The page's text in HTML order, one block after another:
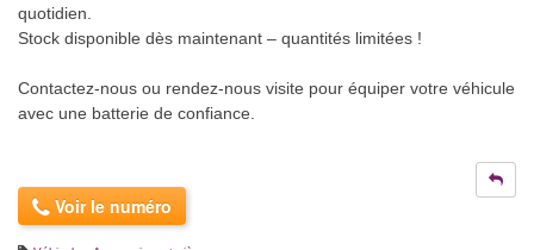
quotidien.
Stock disponible dès maintenant – quantités limitées !
Contactez-nous ou rendez-nous visite pour équiper votre véhicule
avec une batterie de confiance.
Voir le numéro